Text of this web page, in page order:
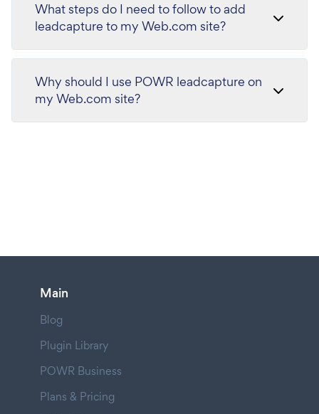
What steps do I need to follow to add
leadcapture to my Web.com site?
Why should I use POWR leadcapture on
my Web.com site?
Main
Blog
Plugin Library
POWR Business
Plans & Pricing